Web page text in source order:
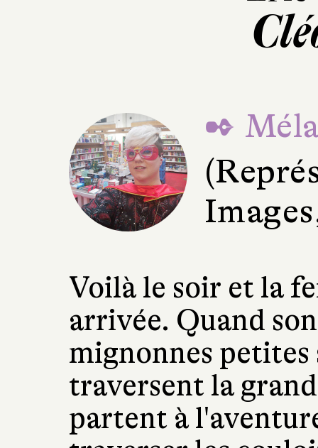
✒
Voilà le soir et la
arrivée. Quand
mignonnes
traversent la
partent à